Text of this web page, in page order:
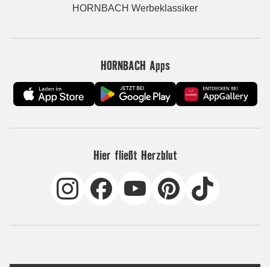
HORNBACH Werbeklassiker
HORNBACH Apps
Hier fließt Herzblut